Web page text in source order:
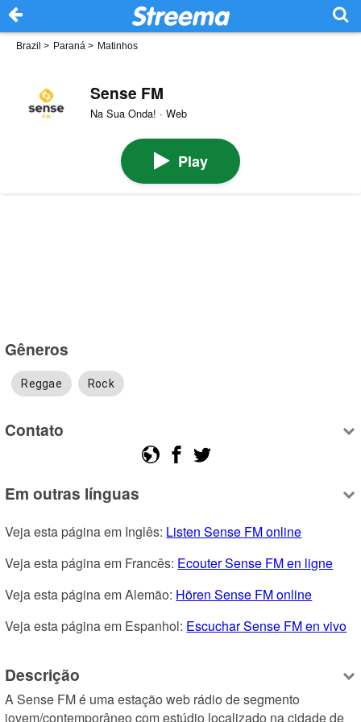
Brazil > Paraná > Matinhos
Sense FM
Na Sua Onda! · Web
Play
Gêneros
Reggae Rock
Contato
Em outras línguas
Veja esta página em Inglês: Listen Sense FM online
Veja esta página em Francês: Ecouter Sense FM en ligne
Veja esta página em Alemão: Hören Sense FM online
Veja esta página em Espanhol: Escuchar Sense FM en vivo
Descrição
A Sense FM é uma estação web rádio de segmento
jovem/contemporâneo com estúdio localizado na cidade de